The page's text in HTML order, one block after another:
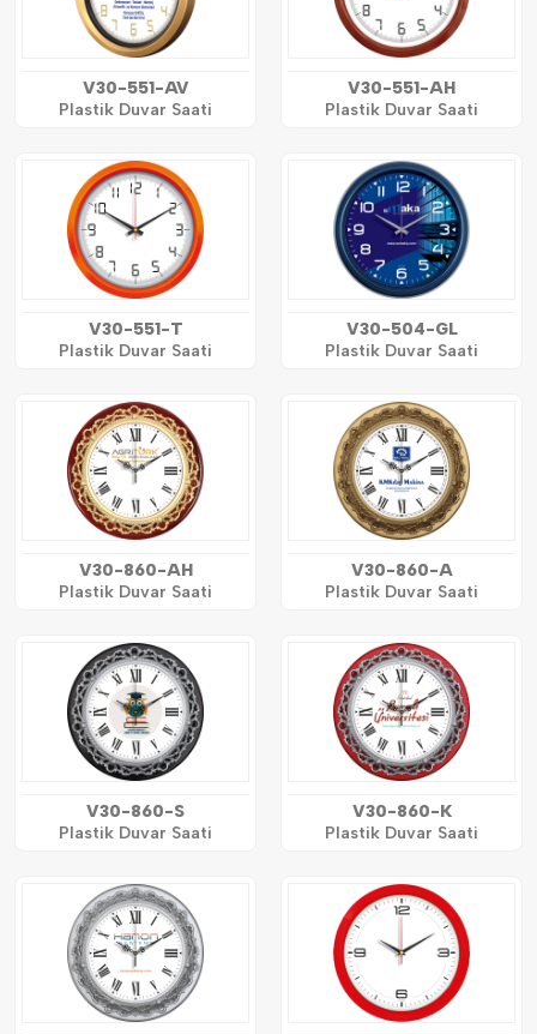
V30-551-AV
Plastik Duvar Saati
V30-551-AH
Plastik Duvar Saati
V30-551-T
Plastik Duvar Saati
V30-504-GL
Plastik Duvar Saati
V30-860-AH
Plastik Duvar Saati
V30-860-A
Plastik Duvar Saati
V30-860-S
Plastik Duvar Saati
V30-860-K
Plastik Duvar Saati